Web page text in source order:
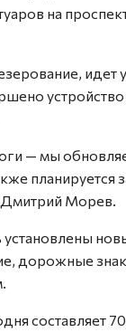
на
идет
— мы
Дмитрий Морев.
дорожные
составляет